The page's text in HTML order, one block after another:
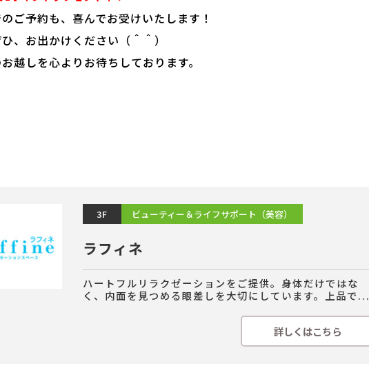
ご予約も、喜んでお受けいたします！
、お出かけください（＾＾）
越しを心よりお待ちしております。
3F ビューティー＆ライフサポート（美容）
ラフィネ
ハートフルリラクゼーションをご提供。身体だけではな
く、内面を見つめる眼差しを大切にしています。上品で...
詳しくはこちら